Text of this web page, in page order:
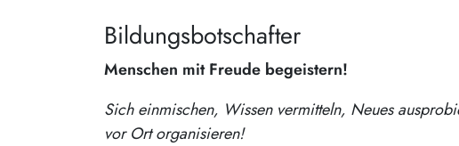
Bildungsbotschafter
Menschen mit Freude begeistern!
Sich einmischen, Wissen vermitteln, Neues
vor Ort organisieren!